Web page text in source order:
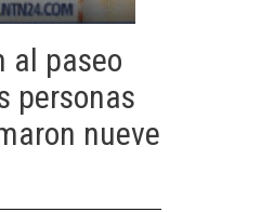
al paseo
personas
nueve